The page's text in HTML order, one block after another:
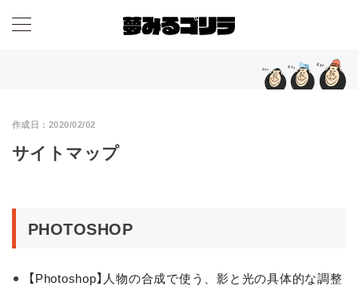
作成日： 2020/02/02
サイトマップ
PHOTOSHOP
【Photoshop】人物の合成で使う、影と光の具体的な調整